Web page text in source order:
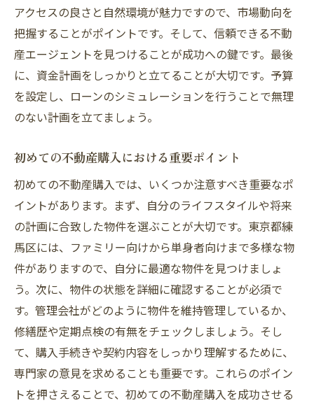
信頼できる不動産管理会社を見極めるポイント
不動産管理会社の選び方の基本
実績と評判のチェック方法
サービス内容の比較ポイント
契約前に確認すべき重要事項
管理会社とのコミュニケーションの重要性
不動産選びで失敗しないための重要なチェック
項目
物件の立地条件
物件の構造と築年数の確認
周辺環境と利便施設のチェック
物件の内部状態の確認方法
契約条件と費用の確認
長期的な住み心地の考慮
練馬区で人気のエリアとその魅力を知ろう
練馬区の代表的なエリア紹介
アクセスの良さと自然環境が魅力ですので、市場動向を
把握することがポイントです。そして、信頼できる不動
産エージェントを見つけることが成功への鍵です。最後
に、資金計画をしっかりと立てることが大切です。予算
を設定し、ローンのシミュレーションを行うことで無理
のない計画を立てましょう。
初めての不動産購入における重要ポイント
初めての不動産購入では、いくつか注意すべき重要なポ
イントがあります。まず、自分のライフスタイルや将来
の計画に合致した物件を選ぶことが大切です。東京都練
馬区には、ファミリー向けから単身者向けまで多様な物
件がありますので、自分に最適な物件を見つけましょ
う。次に、物件の状態を詳細に確認することが必須で
す。管理会社がどのように物件を維持管理しているか、
修繕歴や定期点検の有無をチェックしましょう。そし
て、購入手続きや契約内容をしっかり理解するために、
専門家の意見を求めることも重要です。これらのポイン
トを押さえることで、初めての不動産購入を成功させる